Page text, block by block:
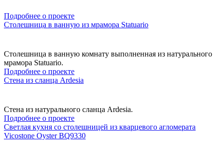
Подробнее о проекте
Столешница в ванную из мрамора Statuario
Столешница в ванную комнату выполненная из натурального
мрамора Statuario.
Подробнее о проекте
Стена из сланца Ardesia
Стена из натурального сланца Ardesia.
Подробнее о проекте
Светлая кухня со столешницей из кварцевого агломерата
Vicostone Oyster BQ9330